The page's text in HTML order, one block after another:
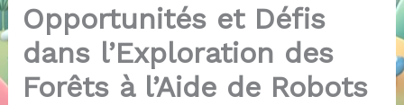
Opportunités et Défis
dans l’Exploration des
Forêts à l’Aide de Robots